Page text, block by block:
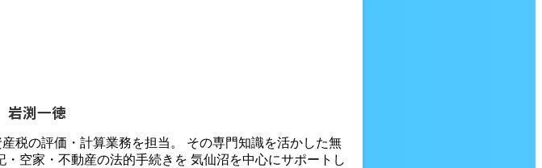
渕一徳
税の評価・計算業務を担当。 その専門知識を活かした無
空家・不動産の法的手続きを 気仙沼を中心にサポートし